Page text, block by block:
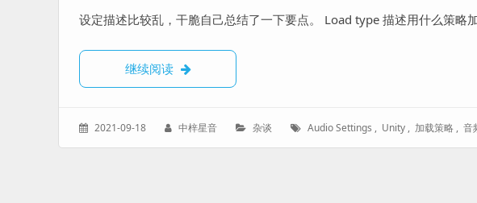
设定描述比较乱，干脆自己总结了一下要点。 Load type 描述用什么策略
继续阅读 【Unity】音频预设定解析
发
2021-09-18
作
中梓星音
分
杂谈
标
Audio Settings , Unity , 加载策略 , 音